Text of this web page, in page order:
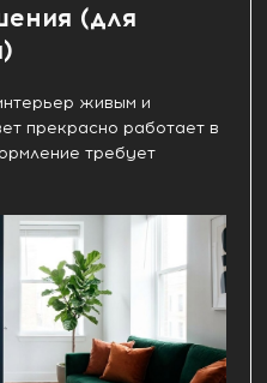
(для
живым и
прекрасно работает в
требует